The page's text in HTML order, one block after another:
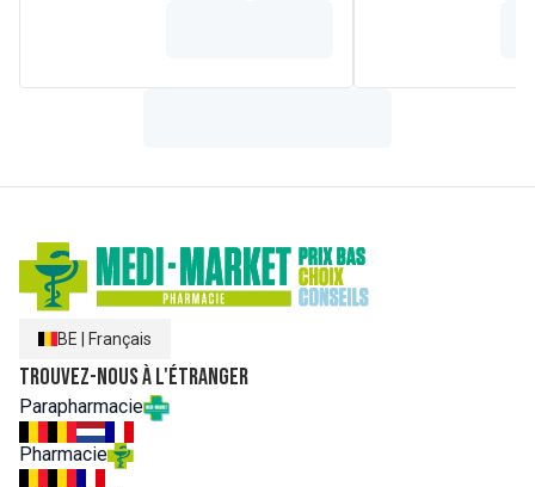
BE Français
Trouvez-nous à l'étranger
Parapharmacie
Pharmacie